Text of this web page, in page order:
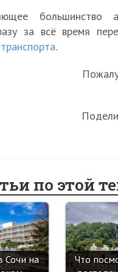
большинство
за всё время
.
по этой
Сочи на
Что